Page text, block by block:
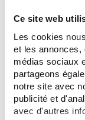
Ce site web
Les cookies
et les annonces,
médias sociaux
partageons
notre site avec
publicité et
avec d'autres
B COM
B COM BIO HOMME
AGE MULTI
16,90
ДОБАВИТЬ В